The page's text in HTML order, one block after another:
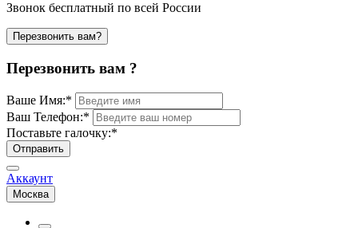
Звонок бесплатный по всей России
Перезвонить вам?
Перезвонить вам ?
Ваше Имя:*
Ваш Телефон:*
Поставьте галочку:*
Отправить
Аккаунт
Москва